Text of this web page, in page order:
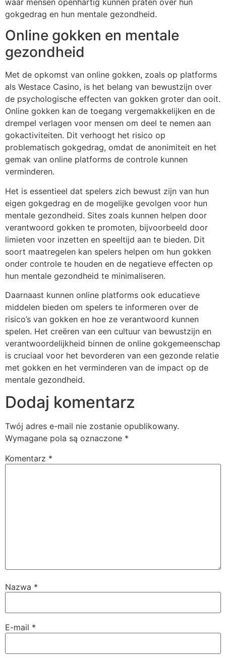
gokgedrag en hun mentale gezondheid.
Online gokken en mentale
gezondheid
Met de opkomst van online gokken, zoals op platforms
als Westace Casino, is het belang van bewustzijn over
de psychologische effecten van gokken groter dan ooit.
Online gokken kan de toegang vergemakkelijken en de
drempel verlagen voor mensen om deel te nemen aan
gokactiviteiten. Dit verhoogt het risico op
problematisch gokgedrag, omdat de anonimiteit en het
gemak van online platforms de controle kunnen
verminderen.
Het is essentieel dat spelers zich bewust zijn van hun
eigen gokgedrag en de mogelijke gevolgen voor hun
mentale gezondheid. Sites zoals kunnen helpen door
verantwoord gokken te promoten, bijvoorbeeld door
limieten voor inzetten en speeltijd aan te bieden. Dit
soort maatregelen kan spelers helpen om hun gokken
onder controle te houden en de negatieve effecten op
hun mentale gezondheid te minimaliseren.
Daarnaast kunnen online platforms ook educatieve
middelen bieden om spelers te informeren over de
risico’s van gokken en hoe ze verantwoord kunnen
spelen. Het creëren van een cultuur van bewustzijn en
verantwoordelijkheid binnen de online gokgemeenschap
is cruciaal voor het bevorderen van een gezonde relatie
met gokken en het verminderen van de impact op de
mentale gezondheid.
Dodaj komentarz
Twój adres e-mail nie zostanie opublikowany.
Wymagane pola są oznaczone *
Komentarz *
Nazwa *
E-mail *